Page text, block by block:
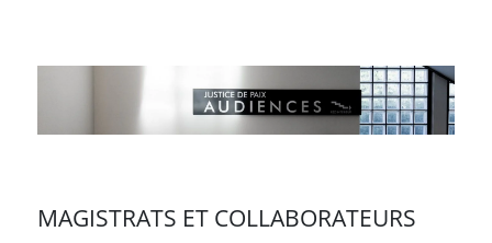
MAGISTRATS ET COLLABORATEURS